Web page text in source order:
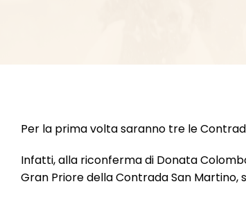
Per la prima volta saranno tre le
Infatti, alla riconferma di Donata
Gran Priore della Contrada San Martino,